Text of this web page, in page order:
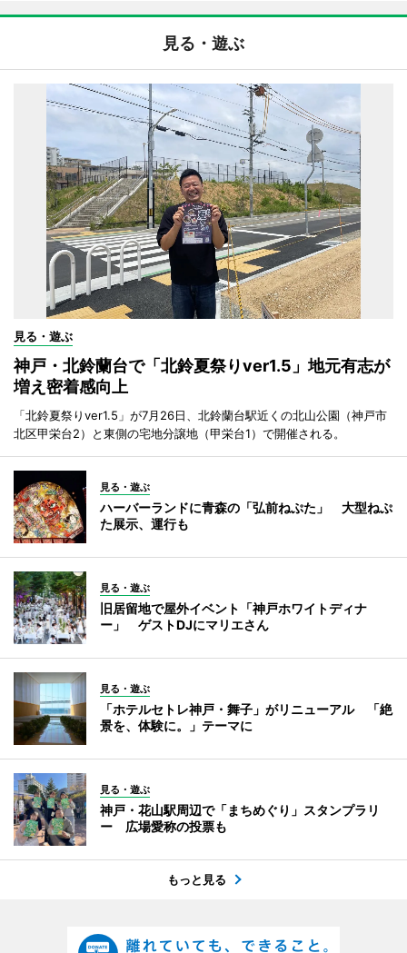
見る・遊ぶ
見る・遊ぶ
神戸・北鈴蘭台で「北鈴夏祭りver1.5」地元有志が
増え密着感向上
「北鈴夏祭りver1.5」が7月26日、北鈴蘭台駅近くの北山公園（神戸市
北区甲栄台2）と東側の宅地分譲地（甲栄台1）で開催される。
見る・遊ぶ
ハーバーランドに青森の「弘前ねぷた」 大型ねぷ
た展示、運行も
見る・遊ぶ
旧居留地で屋外イベント「神戸ホワイトディナ
ー」 ゲストDJにマリエさん
見る・遊ぶ
「ホテルセトレ神戸・舞子」がリニューアル 「絶
景を、体験に。」テーマに
見る・遊ぶ
神戸・花山駅周辺で「まちめぐり」スタンプラリ
ー 広場愛称の投票も
もっと見る